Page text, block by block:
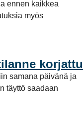
ennen kaikkea
myös
korjattu
samana päivänä ja
täyttö saadaan